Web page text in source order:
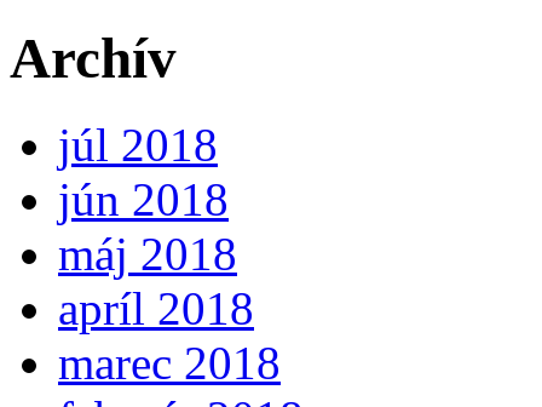
Archív
júl 2018
jún 2018
máj 2018
apríl 2018
marec 2018